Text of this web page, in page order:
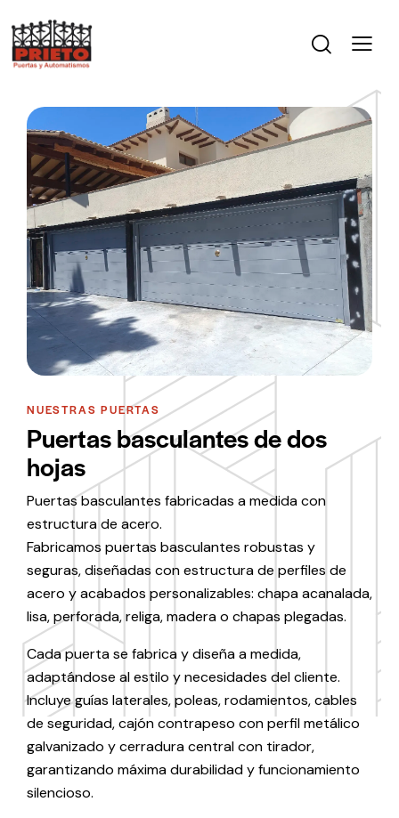
NUESTRAS PUERTAS
Puertas basculantes de dos
hojas
Puertas basculantes fabricadas a medida con
estructura de acero.
Fabricamos puertas basculantes robustas y
seguras, diseñadas con estructura de perfiles de
acero y acabados personalizables: chapa acanalada,
lisa, perforada, religa, madera o chapas plegadas.
Cada puerta se fabrica y diseña a medida,
adaptándose al estilo y necesidades del cliente.
Incluye guías laterales, poleas, rodamientos, cables
de seguridad, cajón contrapeso con perfil metálico
galvanizado y cerradura central con tirador,
garantizando máxima durabilidad y funcionamiento
silencioso.